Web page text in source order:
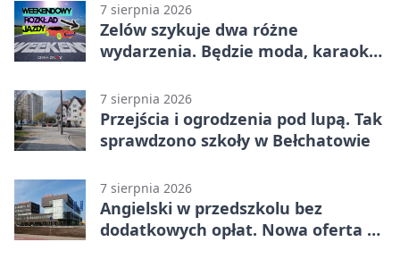
7 sierpnia 2026
Zelów szykuje dwa różne
wydarzenia. Będzie moda, karaoke
7 sierpnia 2026
Przejścia i ogrodzenia pod lupą. Tak
sprawdzono szkoły w Bełchatowie
7 sierpnia 2026
Angielski w przedszkolu bez
dodatkowych opłat. Nowa oferta w